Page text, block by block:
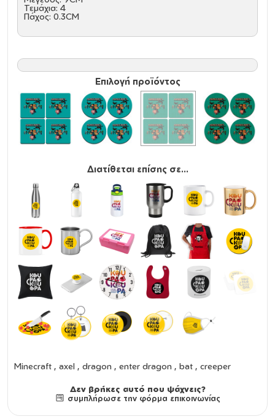
Τεμάχια: 4
Πάχος: 0.3CM
Επιλογή προϊόντος
Διατίθεται επίσης σε...
Minecraft , axel , dragon , enter dragon , bat , creeper
Δεν βρήκες αυτό που ψάχνεις?
συμπλήρωσε την φόρμα επικοινωνίας